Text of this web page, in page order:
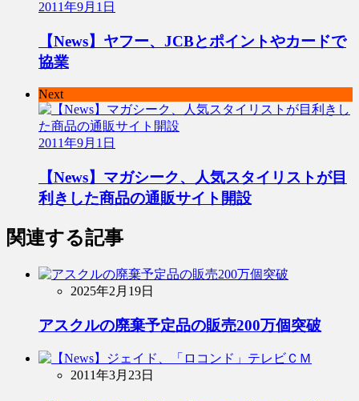
2011年9月1日
【News】ヤフー、JCBとポイントやカードで
協業
Next
2011年9月1日
【News】マガシーク、人気スタイリストが目
利きした商品の通販サイト開設
関連する記事
2025年2月19日
アスクルの廃棄予定品の販売200万個突破
2011年3月23日